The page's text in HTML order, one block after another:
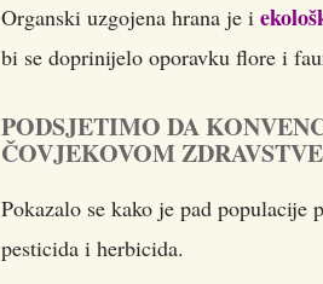
Organski uzgojena hrana je i
bi se doprinijelo oporavku flore i
PODSJETIMO DA
ČOVJEKOVOM
Pokazalo se kako je pad
pesticida i herbicida.